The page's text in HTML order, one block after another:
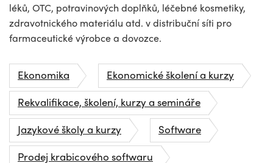
léků, OTC, potravinových doplňků, léčebné kosmetiky,
zdravotnického materiálu atd. v distribuční síti pro
farmaceutické výrobce a dovozce.
Ekonomika
Ekonomické školení a kurzy
Rekvalifikace, školení, kurzy a semináře
Jazykové školy a kurzy
Software
Prodej krabicového softwaru